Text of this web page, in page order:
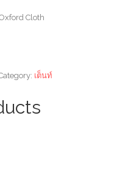
Cloth
เต็นท์